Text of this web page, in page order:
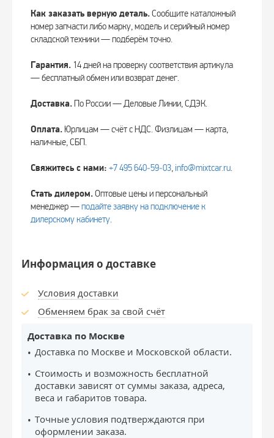
Как заказать верную деталь.Сообщите каталожный
номер запчасти либо марку, модель и серийный номер
складской техники — подберём точно.
Гарантия. 14 дней на проверку соответствия артикула
— бесплатный обмен или возврат денег.
Доставка.По России — Деловые Линии, СДЭК.
Оплата. Юрлицам — счёт с НДС. Физлицам — карта,
наличные, СБП.
Свяжитесь с нами: +7 495 640‑59‑03, info@mixtcar.ru.
Стать дилером.Оптовые цены и персональный
менеджер —подайте заявку на подключение к
дилерскому кабинету.
Информация о доставке
Условия доставки
Обменяем брак за свой счёт
Доставка по Москве
Доставка по Москве и Московской области.
Стоимость и возможность бесплатной
доставки зависят от суммы заказа, адреса,
веса и габаритов товара.
Точные условия подтверждаются при
оформлении заказа.